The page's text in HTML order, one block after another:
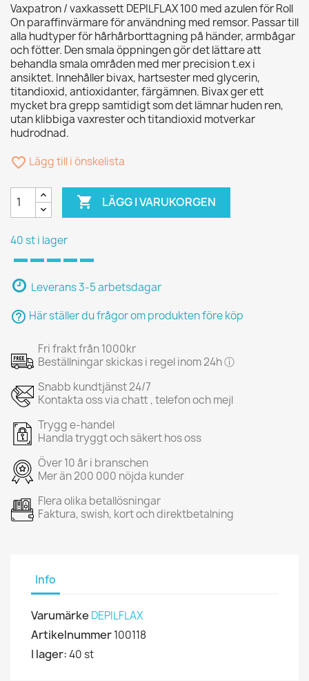
Vaxpatron / vaxkassett DEPILFLAX 100 med azulen för Roll
On paraffinvärmare för användning med remsor. Passar till
alla hudtyper för hårhårborttagning på händer, armbågar
och fötter. Den smala öppningen gör det lättare att
behandla smala områden med mer precision t.ex i
ansiktet. Innehåller bivax, hartsester med glycerin,
titandioxid, antioxidanter, färgämnen. Bivax ger ett
mycket bra grepp samtidigt som det lämnar huden ren,
utan klibbiga vaxrester och titandioxid motverkar
hudrodnad.
favorite_border Lägg till i önskelista
 LÄGG I VARUKORGEN
40 st i lager
Leverans 3-5 arbetsdagar
help_outline Här ställer du frågor om produkten före köp
Fri frakt från 1000kr
Beställningar skickas i regel inom 24h ⓘ
Snabb kundtjänst 24/7
Kontakta oss via chatt , telefon och mejl
Trygg e-handel
Handla tryggt och säkert hos oss
Över 10 år i branschen
Mer än 200 000 nöjda kunder
Flera olika betallösningar
Faktura, swish, kort och direktbetalning
Info
Varumärke DEPILFLAX
Artikelnummer100118
I lager:40 st